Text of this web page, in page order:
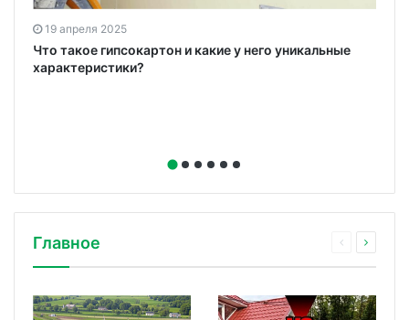
19 апреля 2025
Что такое гипсокартон и какие у него уникальные
характеристики?
Главное